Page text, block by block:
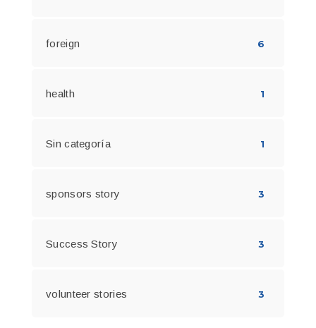
foreign 6
health 1
Sin categoría 1
sponsors story 3
Success Story 3
volunteer stories 3